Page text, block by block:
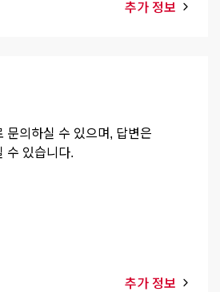
추가 정보
문의하실 수 있으며, 답변은
수 있습니다.
추가 정보